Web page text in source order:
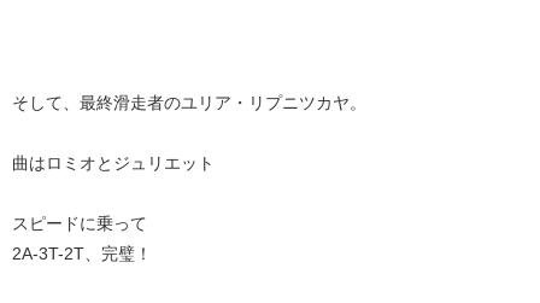
そして、最終滑走者のユリア・リプニツカヤ。
曲はロミオとジュリエット
スピードに乗って
2A-3T-2T、完璧！